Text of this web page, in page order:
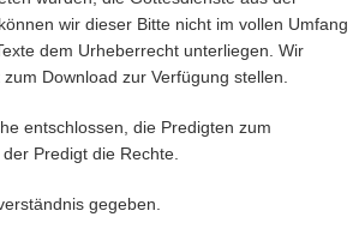
wir dieser Bitte nicht im vollen Umfang
dem Urheberrecht unterliegen. Wir
Download zur Verfügung stellen.
entschlossen, die Predigten zum
Predigt die Rechte.
gegeben.